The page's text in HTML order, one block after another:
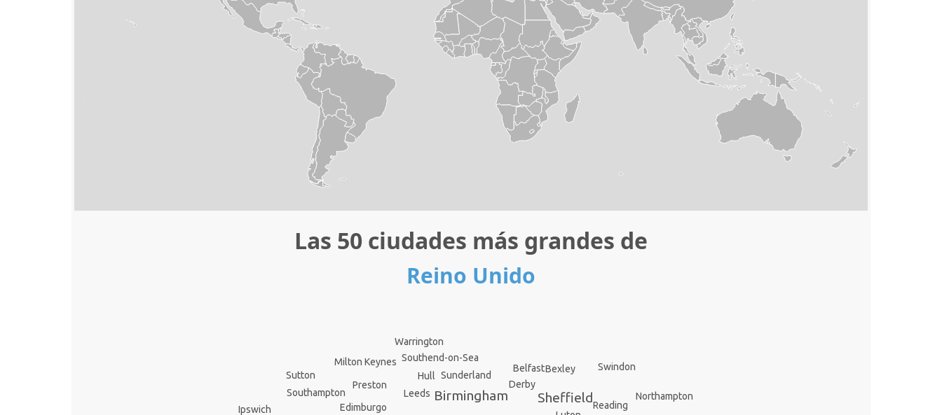
Las 50 ciudades más grandes de
Reino Unido
Birmingham Sheffield
Edimburgo
Leeds
Sunderland
Reading
Hull
Preston
Southend-on-Sea
Belfast
Derby
Southampton
Milton Keynes
Bexley
Northampton
Sutton
Swindon
Ipswich
Warrington